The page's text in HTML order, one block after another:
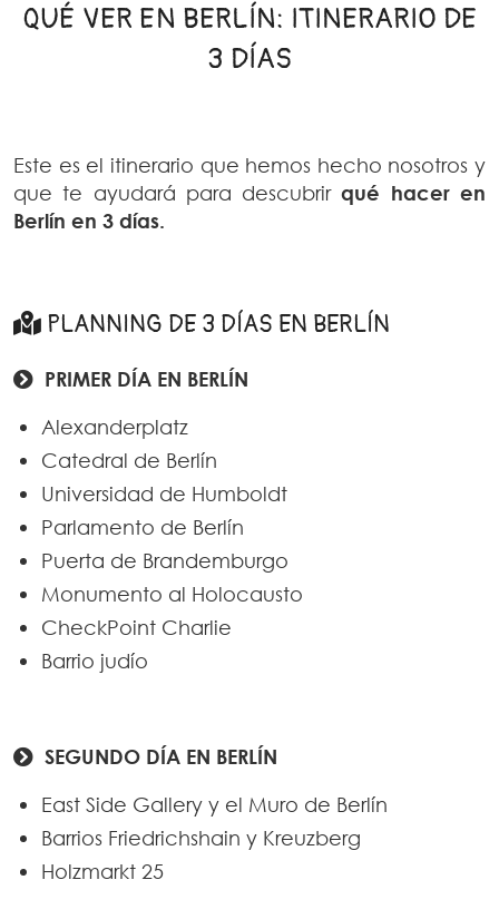
QUÉ VER EN BERLÍN: ITINERARIO DE
3 DÍAS
Este es el itinerario que hemos hecho nosotros y
que te ayudará para descubrirqué hacer en
Berlín en 3 días.
PLANNING DE 3 DÍAS EN BERLÍN
PRIMER DÍA EN BERLÍN
Alexanderplatz
Catedral de Berlín
Universidad de Humboldt
Parlamento de Berlín
Puerta de Brandemburgo
Monumento al Holocausto
CheckPoint Charlie
Barrio judío
SEGUNDO DÍA EN BERLÍN
East Side Gallery y el Muro de Berlín
Barrios Friedrichshain y Kreuzberg
Holzmarkt 25